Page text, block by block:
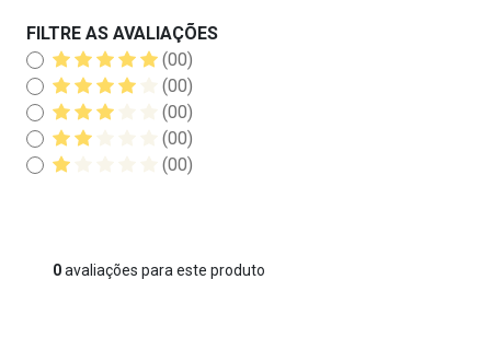
FILTRE AS AVALIAÇÕES
(00)
(00)
(00)
(00)
(00)
0avaliações para este produto